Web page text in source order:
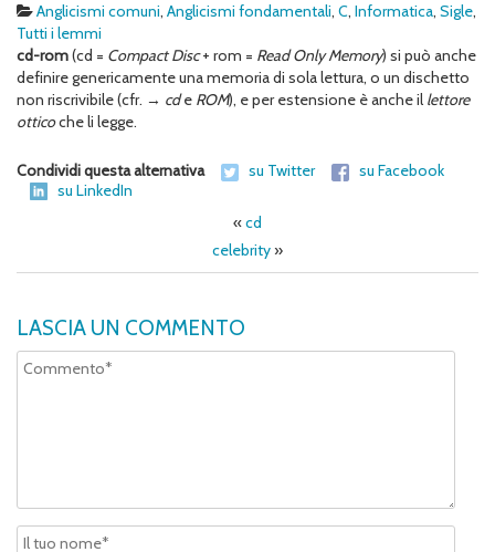
Anglicismi comuni, Anglicismi fondamentali, C, Informatica, Sigle,
Tutti i lemmi
cd-rom(cd = Compact Disc+ rom = Read Only Memory) si può anche
definire genericamente una memoria di sola lettura, o un dischetto
non riscrivibile (cfr. → cde ROM), e per estensione è anche il lettore
otticoche li legge.
Condividi questa alternativa su Twitter
su Facebook
su LinkedIn
«cd
celebrity»
LASCIA UN COMMENTO